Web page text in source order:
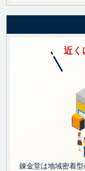
近く
錬金堂は地域密着